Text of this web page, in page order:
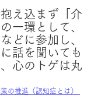
え込まず「介
一環として、
どに参加し、
話を聞いても
心のトゲは丸
の推進（認知症とは）